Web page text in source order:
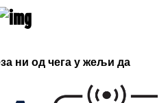
MAJKU! Sa njom uživa na
a tek da vidite